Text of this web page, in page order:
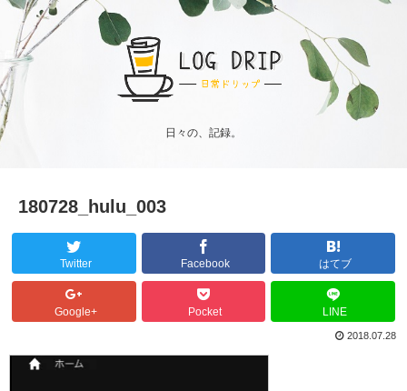
日々の、記録。
180728_hulu_003
Twitter Facebook はてブ
Google+ Pocket LINE
2018.07.28